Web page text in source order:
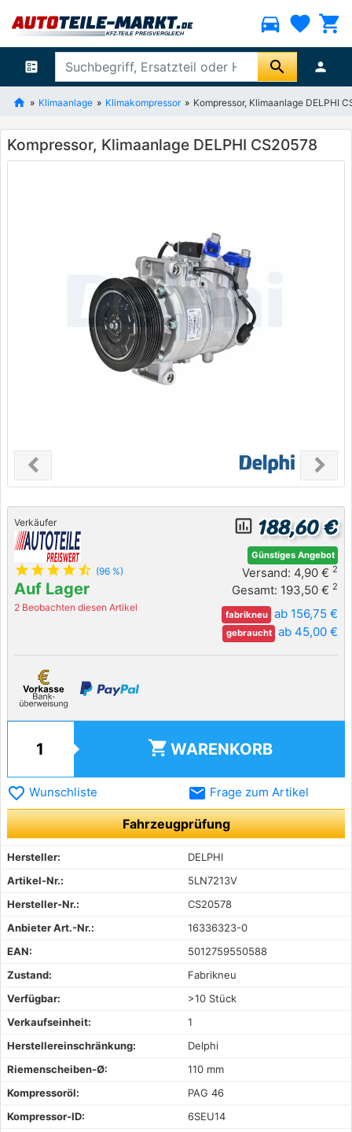
directions_car favorite shopping_cart
ballot search person
Klimaanlage Klimakompressor Kompressor, Klimaanlage DELPHI
Kompressor, Klimaanlage DELPHI CS20578
chevron_leftPrevious chevron_right
Next
Verkäufer
star star star star star_half (96 %)
Auf Lager
2 Beobachten diesen Artikel
insert_chart_outlined 188,60 €
Günstiges Angebot
Versand: 4,90 € 2
Gesamt: 193,50 € 2
fabrikneu ab 156,75 €
gebraucht ab 45,00 €
shopping_cart WARENKORB
favorite_border Wunschliste email Frage zum Artikel
Fahrzeugprüfung
Hersteller:
DELPHI
Artikel-Nr.:
5LN7213V
Hersteller-Nr.:
CS20578
Anbieter Art.-Nr.:
16336323-0
EAN:
5012759550588
Zustand:
Fabrikneu
Verfügbar:
>10 Stück
Verkaufseinheit:
1
Herstellereinschränkung:
Delphi
Riemenscheiben-Ø:
110 mm
Kompressoröl:
PAG 46
Kompressor-ID:
6SEU14